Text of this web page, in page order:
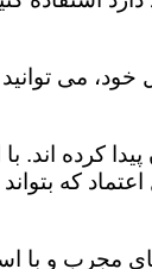
می توانید
کرده
که
و با